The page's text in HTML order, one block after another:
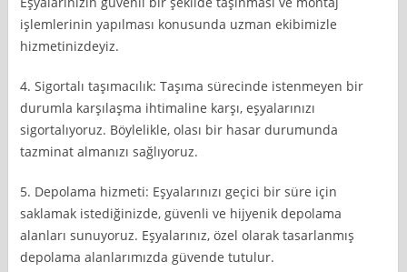
işlemlerinin yapılması konusunda uzman ekibimizle
hizmetinizdeyiz.
4. Sigortalı taşımacılık: Taşıma sürecinde istenmeyen bir
durumla karşılaşma ihtimaline karşı, eşyalarınızı
sigortalıyoruz. Böylelikle, olası bir hasar durumunda
tazminat almanızı sağlıyoruz.
5. Depolama hizmeti: Eşyalarınızı geçici bir süre için
saklamak istediğinizde, güvenli ve hijyenik depolama
alanları sunuyoruz. Eşyalarınız, özel olarak tasarlanmış
depolama alanlarımızda güvende tutulur.